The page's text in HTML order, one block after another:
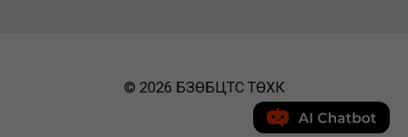
© 2026 БЗӨБЦТС ТӨХК